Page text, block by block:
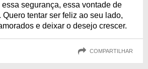
segurança, essa vontade de
Quero tentar ser feliz ao seu lado,
e deixar o desejo crescer.
COMPARTILHAR